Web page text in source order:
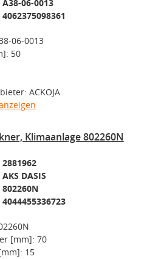
A38-06-0013
4062375098361
06-0013
50
ACKOJA
Klimaanlage 802260N
2881962
AKS DASIS
802260N
4044455336723
[mm]: 70
15